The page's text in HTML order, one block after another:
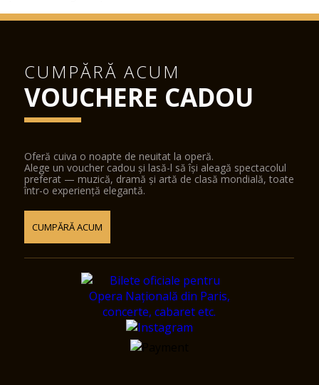
CUMPĂRĂ ACUM
VOUCHERE CADOU
Oferă cuiva o noapte de neuitat la operă.
Alege un voucher cadou și lasă-l să își aleagă spectacolul
preferat — muzică, dramă și artă de clasă mondială, toate
într-o experiență elegantă.
CUMPĂRĂ ACUM